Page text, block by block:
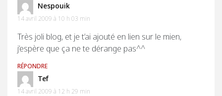
Nespouik
14 avril 2009 à 10 h 03 min
Très joli blog, et je t’ai ajouté en lien sur le mien,
j’espère que ça ne te dérange pas^^
RÉPONDRE
Tef
14 avril 2009 à 12 h 29 min